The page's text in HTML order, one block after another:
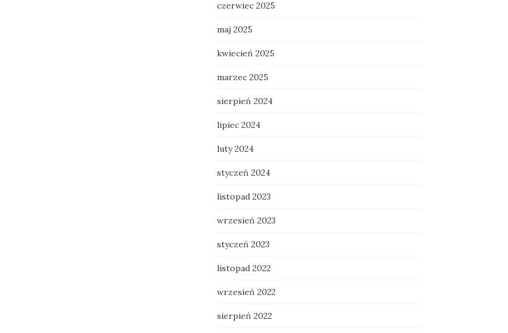
czerwiec 2025
maj 2025
kwiecień 2025
marzec 2025
sierpień 2024
lipiec 2024
luty 2024
styczeń 2024
listopad 2023
wrzesień 2023
styczeń 2023
listopad 2022
wrzesień 2022
sierpień 2022